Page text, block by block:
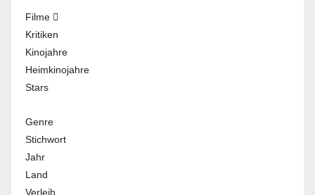
Filme
Kritiken
Kinojahre
Heimkinojahre
Stars
Genre
Stichwort
Jahr
Land
Verleih